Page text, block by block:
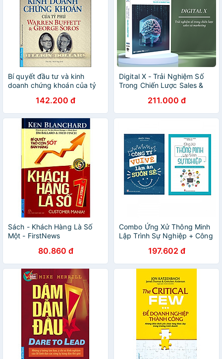
Bí quyết đầu tư và kinh
doanh chứng khoán của tỷ
142.200 đ
Digital X - Trải Nghiệm Số
Trong Chiến Lược Sales &
211.000 đ
Sách - Khách Hàng Là Số
Một - FirstNews
80.860 đ
Combo Ứng Xử Thông Minh
Lập Trình Sự Nghiệp + Công
(bản đặc biệt tặng kèm
bookmark)
197.602 đ